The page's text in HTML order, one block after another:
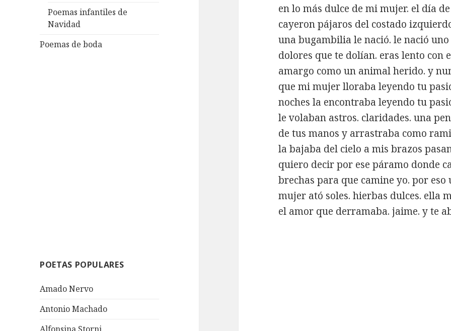
Poemas infantiles de
Navidad
Poemas de boda
POETAS POPULARES
Amado Nervo
Antonio Machado
en lo más dulce de mi mujer. el día
cayeron pájaros del costado
una bugambilia le nació. le nació uno
dolores que te dolían. eras lento con
amargo como un animal herido. y
que mi mujer lloraba leyendo tu
noches la encontraba leyendo tu
le volaban astros. claridades. una
de tus manos y arrastraba como
la bajaba del cielo a mis brazos
quiero decir por ese páramo donde
brechas para que camine yo. por eso
mujer ató soles. hierbas dulces. ella
el amor que derramaba. jaime. y te